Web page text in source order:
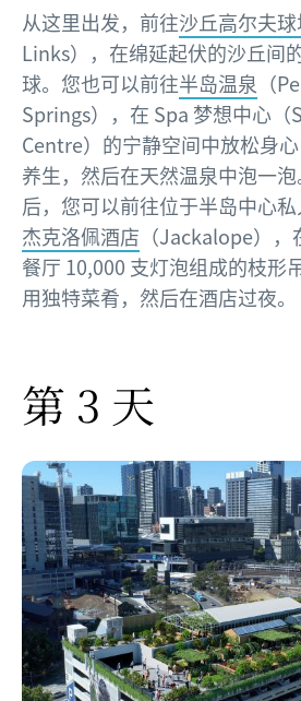
从这里出发，前往沙丘高尔夫球
Links），在绵延起伏的沙丘间
球。您也可以前往半岛温泉 （
Springs），在 Spa 梦想中心
Centre）的宁静空间中放松身
养生，然后在天然温泉中泡一
后，您可以前往位于半岛中心
杰克洛佩酒店 （Jackalope）
餐厅 10,000 支灯泡组成的枝形
用独特菜肴，然后在酒店过夜。
第 3 天